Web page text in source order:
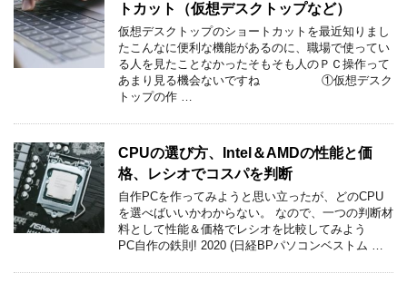
トカット（仮想デスクトップなど）
仮想デスクトップのショートカットを最近知りまし
たこんなに便利な機能があるのに、職場で使ってい
る人を見たことなかったそもそも人のＰＣ操作って
あまり見る機会ないですね ①仮想デスク
トップの作 …
CPUの選び方、Intel＆AMDの性能と価
格、レシオでコスパを判断
自作PCを作ってみようと思い立ったが、どのCPU
を選べばいいかわからない。 なので、一つの判断材
料として性能＆価格でレシオを比較してみよう
PC自作の鉄則! 2020 (日経BPパソコンベストム …